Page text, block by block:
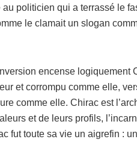
politicien qui a terrassé le
le clamait un slogan
encense logiquement
et corrompu comme elle,
comme elle. Chirac est
et de leurs profils,
fut toute sa vie un aigrefin :